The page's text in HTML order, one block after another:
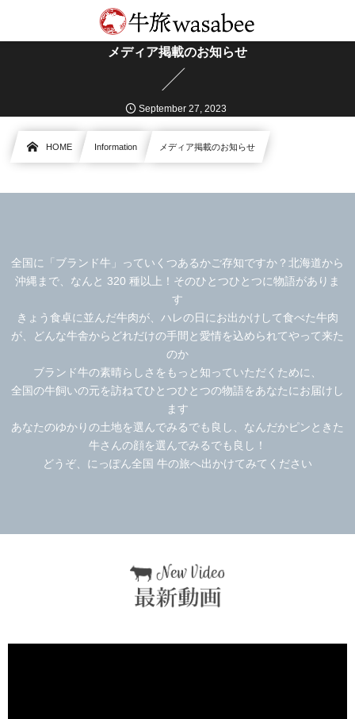
メディア掲載のお知らせ
September 27, 2023
HOME Information メディア掲載のお知らせ
全国に「ブランド牛」っていくつあるかご存知ですか？北海道から
沖縄まで、なんと 320 種以上！そのひとつひとつに物語がありま
す
きょう食卓に並んだ牛肉が、ハレの日にお出かけして食べた牛肉
が、どんな牛舎からどれだけの手間と愛情を込められてやって来た
のか
ブランド牛の素晴らしさをもっと知っていただくために、
全国の牛飼いの元を訪ねてひとつひとつの物語をあなたにお届けし
ます
あなたのゆかりの土地を選んでみるでも良し、なんだかピンときた
牛さんの顔を選んでみるでも良し！
どうぞ、にっぽん全国 牛の旅へ出かけてみてください